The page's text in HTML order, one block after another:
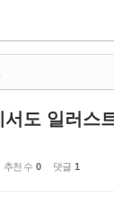
도 일러스
추천 수 0 댓글 1